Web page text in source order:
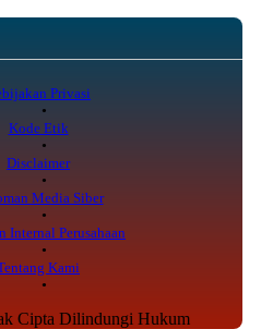
Privasi
Kode Etik
Disclaimer
Media Siber
Internal Perusahaan
Kami
Cipta Dilindungi Hukum